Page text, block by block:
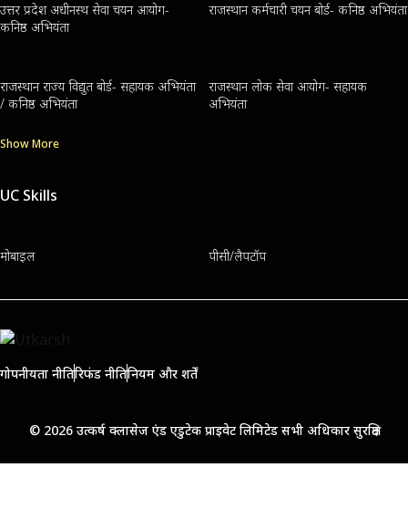
उत्तर प्रदेश अधीनस्थ सेवा चयन आयोग-
कनिष्ठ अभियंता
राजस्थान कर्मचारी चयन बोर्ड- कनिष्ठ अभियंता
राजस्थान राज्य विद्युत बोर्ड- सहायक अभियंता
/ कनिष्ठ अभियंता
राजस्थान लोक सेवा आयोग- सहायक
अभियंता
Show More
UC Skills
मोबाइल पीसी/लैपटॉप
गोपनीयता नीतिरिफंड नीतिनियम और शर्तें
© 2026 उत्कर्ष क्लासेज एंड एडुटेक प्राइवेट लिमिटेड सभी अधिकार सुरक्षित